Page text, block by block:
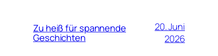
Zu heiß für spannende
Geschichten
20. Juni
2026